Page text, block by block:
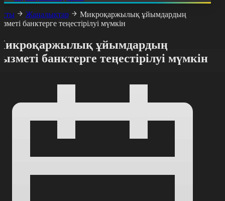
Жаңалықтар
Микроқаржылық ұйымдардың
банктерге теңестірілуі мүмкін
ұйымдардың
банктерге теңестірілуі мүмкін